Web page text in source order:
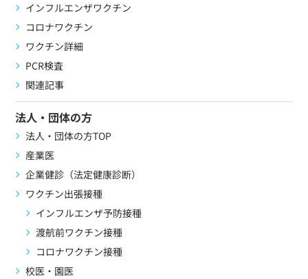
インフルエンザワクチン
コロナワクチン
ワクチン詳細
PCR検査
関連記事
法人・団体の方
法人・団体の方TOP
産業医
企業健診（法定健康診断）
ワクチン出張接種
インフルエンザ予防接種
渡航前ワクチン接種
コロナワクチン接種
校医・園医